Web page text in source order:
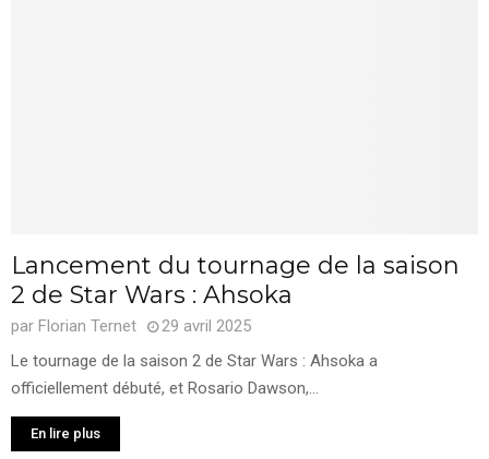
Lancement du tournage de la saison
2 de Star Wars : Ahsoka
par Florian Ternet
29 avril 2025
Le tournage de la saison 2 de Star Wars : Ahsoka a
officiellement débuté, et Rosario Dawson,...
En lire plus